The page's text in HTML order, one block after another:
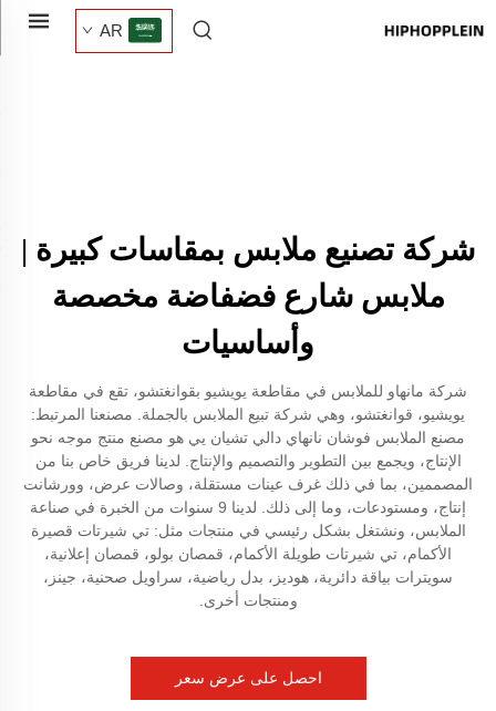
AR
شركة تصنيع ملابس بمقاسات كبيرة |
ملابس شارع فضفاضة مخصصة
وأساسيات
شركة مانهاو للملابس في مقاطعة يويشيو بقوانغتشو، تقع في مقاطعة
يويشيو، قوانغتشو، وهي شركة تبيع الملابس بالجملة. مصنعنا المرتبط:
مصنع الملابس فوشان نانهاي دالي تشيان يي هو مصنع منتج موجه نحو
الإنتاج، ويجمع بين التطوير والتصميم والإنتاج. لدينا فريق خاص بنا من
المصممين، بما في ذلك غرف عينات مستقلة، وصالات عرض، وورشانت
إنتاج، ومستودعات، وما إلى ذلك. لدينا 9 سنوات من الخبرة في صناعة
الملابس، ونشتغل بشكل رئيسي في منتجات مثل: تي شيرتات قصيرة
الأكمام، تي شيرتات طويلة الأكمام، قمصان بولو، قمصان إعلانية،
سويترات بياقة دائرية، هوديز، بدل رياضية، سراويل صحنية، جينز،
ومنتجات أخرى.
احصل على عرض سعر